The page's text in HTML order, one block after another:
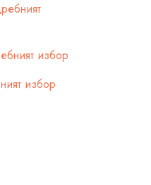
избор
избор